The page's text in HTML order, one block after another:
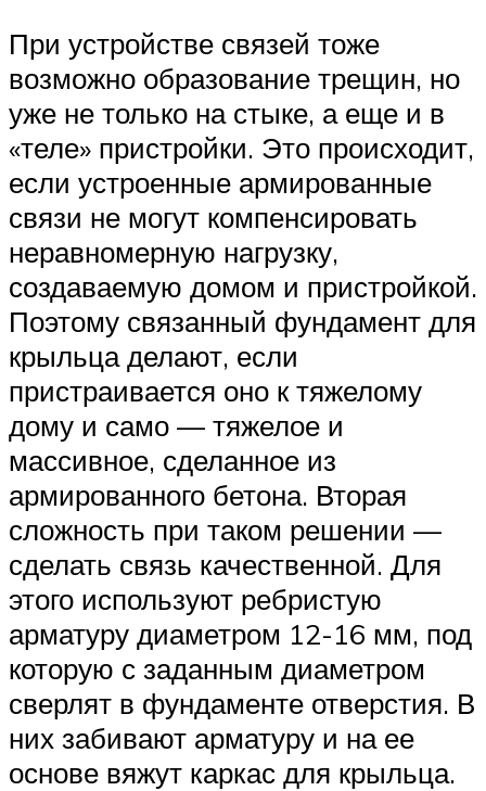
При устройстве связей тоже
возможно образование трещин, но
уже не только на стыке, а еще и в
«теле» пристройки. Это происходит,
если устроенные армированные
связи не могут компенсировать
неравномерную нагрузку,
создаваемую домом и пристройкой.
Поэтому связанный фундамент для
крыльца делают, если
пристраивается оно к тяжелому
дому и само — тяжелое и
массивное, сделанное из
армированного бетона. Вторая
сложность при таком решении —
сделать связь качественной. Для
этого используют ребристую
арматуру диаметром 12-16 мм, под
которую с заданным диаметром
сверлят в фундаменте отверстия. В
них забивают арматуру и на ее
основе вяжут каркас для крыльца.